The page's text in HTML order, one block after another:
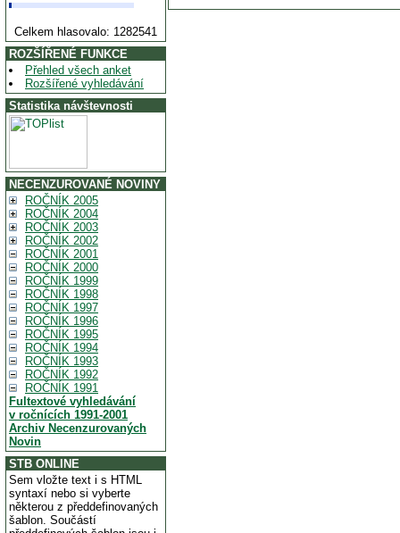
Celkem hlasovalo: 1282541
ROZŠÍŘENÉ FUNKCE
Přehled všech anket
Rozšířené vyhledávání
Statistika návštevnosti
NECENZUROVANÉ NOVINY
ROČNÍK 2005
ROČNÍK 2004
ROČNÍK 2003
ROČNÍK 2002
ROČNÍK 2001
ROČNÍK 2000
ROČNÍK 1999
ROČNÍK 1998
ROČNÍK 1997
ROČNÍK 1996
ROČNÍK 1995
ROČNÍK 1994
ROČNÍK 1993
ROČNÍK 1992
ROČNÍK 1991
Fultextové vyhledávání
v ročnících 1991-2001
Archiv Necenzurovaných
Novin
STB ONLINE
Sem vložte text i s HTML
syntaxí nebo si vyberte
některou z předdefinovaných
šablon. Součástí